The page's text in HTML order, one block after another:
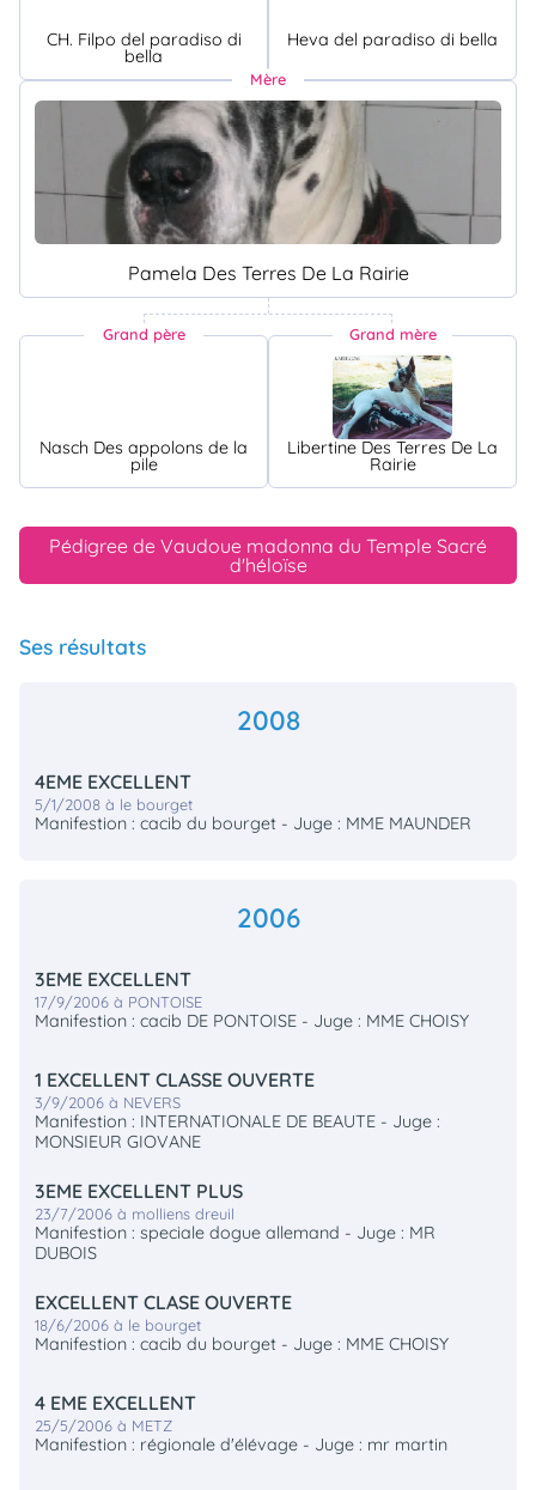
CH. Filpo del paradiso di
bella
Heva del paradiso di bella
Mère
Pamela Des Terres De La Rairie
Grand père
Nasch Des appolons de la
pile
Grand mère
Libertine Des Terres De La
Rairie
Pédigree de Vaudoue madonna du Temple Sacré
d'héloïse
Ses résultats
2008
4EME EXCELLENT
5/1/2008 à le bourget
Manifestion : cacib du bourget - Juge : MME MAUNDER
2006
3EME EXCELLENT
17/9/2006 à PONTOISE
Manifestion : cacib DE PONTOISE - Juge : MME CHOISY
1 EXCELLENT CLASSE OUVERTE
3/9/2006 à NEVERS
Manifestion : INTERNATIONALE DE BEAUTE - Juge :
MONSIEUR GIOVANE
3EME EXCELLENT PLUS
23/7/2006 à molliens dreuil
Manifestion : speciale dogue allemand - Juge : MR
DUBOIS
EXCELLENT CLASE OUVERTE
18/6/2006 à le bourget
Manifestion : cacib du bourget - Juge : MME CHOISY
4 EME EXCELLENT
25/5/2006 à METZ
Manifestion : régionale d'élévage - Juge : mr martin